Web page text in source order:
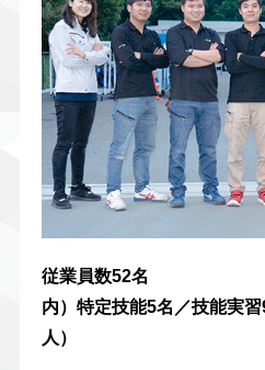
従業員数52名
内）特定技能5名／技能実
人）